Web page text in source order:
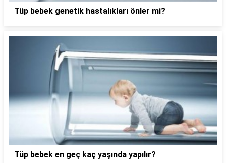
Tüp bebek genetik hastalıkları önler mi?
Tüp bebek en geç kaç yaşında yapılır?